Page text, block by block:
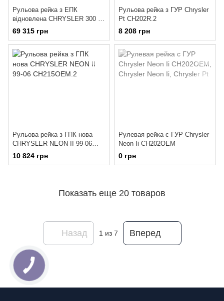
Рульова рейка з ЕПК
відновлена CHRYSLER 300 C
15-н.в.
69 315 грн
Рульова рейка з ГУР Chrysler
Pt CH202R.2
8 208 грн
Рульова рейка з ГПК нова
CHRYSLER NEON II 99-06
CH215OEM.2
10 824 грн
Рулевая рейка с ГУР Chrysler
Neon Ii CH202OEM
0 грн
Показать еще 20 товаров
Назад 1 из 7 Вперед